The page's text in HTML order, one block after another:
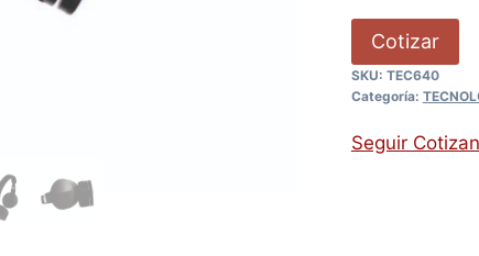
Cotizar
SKU: TEC640
Categoría:
Seguir